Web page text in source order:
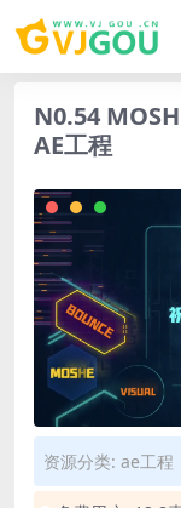
N0.54
AE工程
资源分类: ae工程